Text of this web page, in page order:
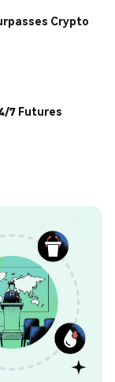
Crypto
7 Futures